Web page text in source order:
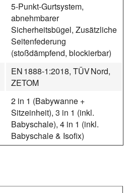
5‑Punkt‑Gurtsystem,
abnehmbarer
Sicherheitsbügel, Zusätzliche
Seitenfederung
(stoßdämpfend, blockierbar)
EN 1888‑1:2018, TÜV Nord,
ZETOM
2 in 1 (Babywanne +
Sitzeinheit), 3 in 1 (inkl.
Babyschale), 4 in 1 (inkl.
Babyschale & Isofix)